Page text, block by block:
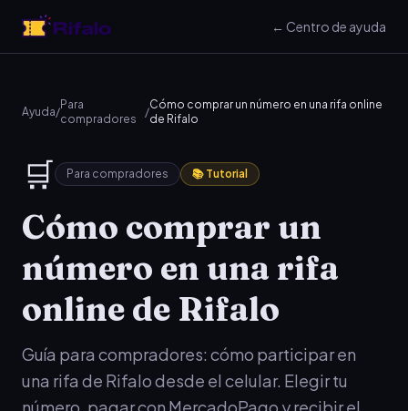
← Centro de ayuda
Ayuda/
Para
compradores
/
Cómo comprar un número en una rifa online
de Rifalo
🛒 Para compradores 📚 Tutorial
Cómo comprar un
número en una rifa
online de Rifalo
Guía para compradores: cómo participar en
una rifa de Rifalo desde el celular. Elegir tu